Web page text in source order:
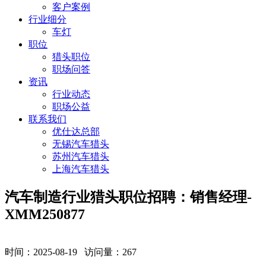
客户案例
行业细分
车灯
职位
猎头职位
职场问答
资讯
行业动态
职场公益
联系我们
优仕达总部
无锡汽车猎头
苏州汽车猎头
上海汽车猎头
汽车制造行业猎头职位招聘：销售经理-
XMM250877
时间：2025-08-19 访问量： 267